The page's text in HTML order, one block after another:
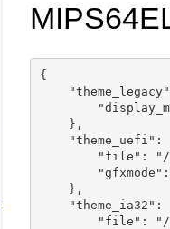
{
    },
"theme_uefi":
"file":
    },
"theme_ia32":
"file":